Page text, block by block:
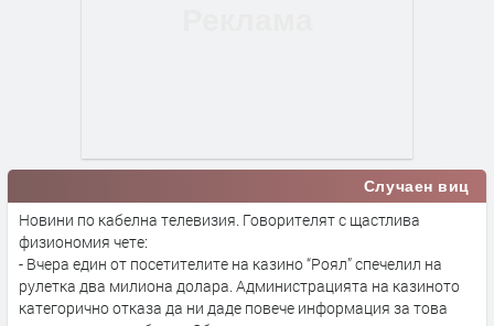
Случаен виц
Новини по кабелна телевизия. Говорителят с щастлива
физиономия чете:
- Вчера един от посетителите на казино “Роял” спечелил на
рулетка два милиона долара. Администрацията на казиното
категорично отказа да ни даде повече информация за това